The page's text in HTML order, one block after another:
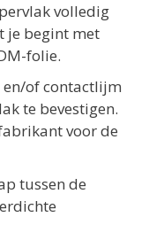
volledig
je begint met
folie.
en/of contactlijm
te bevestigen.
voor de
tussen de